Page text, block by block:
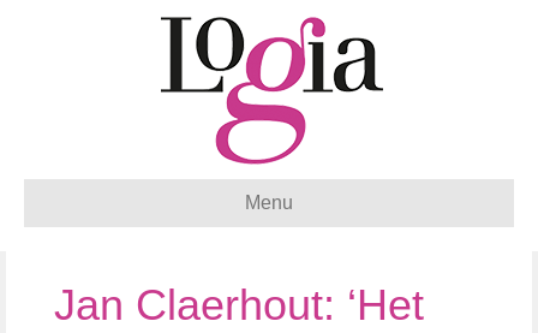
Menu
Jan Claerhout: ‘Het